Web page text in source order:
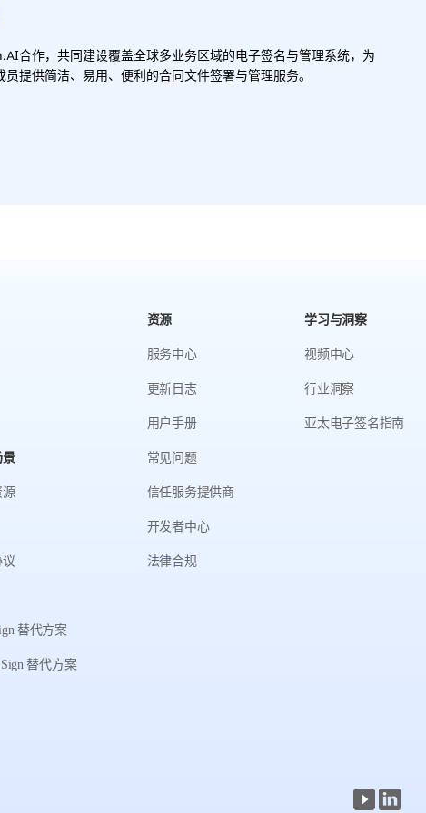
合作，共同建设覆盖全球多业务区域的电子签名与管理系统，为
员提供简洁、易用、便利的合同文件签署与管理服务。
景
源
议
替代方案
替代方案
资源
服务中心
更新日志
用户手册
常见问题
信任服务提供商
开发者中心
法律合规
学习与洞察
视频中心
行业洞察
亚太电子签名指南